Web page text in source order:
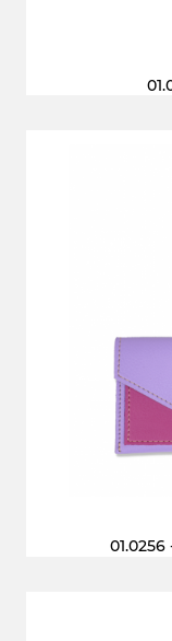
01.0256